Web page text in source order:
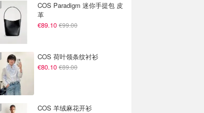
COS Paradigm 迷你手提包 皮
革
€89.10 €99.00
COS 荷叶领条纹衬衫
€80.10 €89.00
COS 羊绒麻花开衫